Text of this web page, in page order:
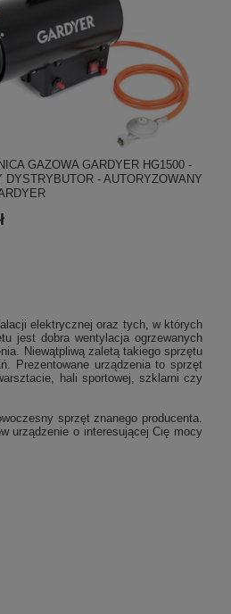
GAZOWA GARDYER HG1500 -
DYSTRYBUTOR - AUTORYZOWANY
elektrycznej oraz tych, w których
jest dobra wentylacja ogrzewanych
Niewątpliwą zaletą takiego sprzętu
Prezentowane urządzenia to sprzęt
hali sportowej, szklarni czy
sprzęt znanego producenta.
urządzenie o interesującej Cię mocy